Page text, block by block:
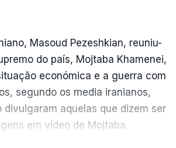
Masoud Pezeshkian, reuniu-
do país, Mojtaba Khamenei,
económica e a guerra com
segundo os media iranianos,
divulgaram aquelas que dizem ser
em vídeo de Mojtaba